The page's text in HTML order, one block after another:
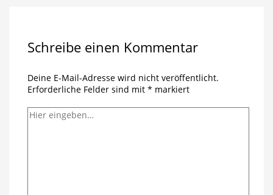
Schreibe einen Kommentar
Deine E-Mail-Adresse wird nicht veröffentlicht.
Erforderliche Felder sind mit * markiert
Hier